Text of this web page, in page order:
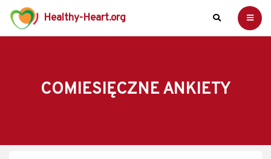
Healthy-Heart.org
COMIESIĘCZNE ANKIETY